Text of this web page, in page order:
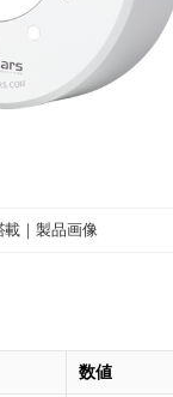
載｜製品画像
数値